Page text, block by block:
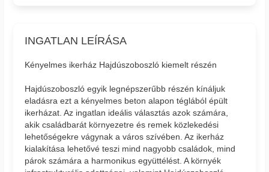
INGATLAN LEÍRÁSA
Kényelmes ikerház Hajdúszoboszló kiemelt részén
Hajdúszoboszló egyik legnépszerűbb részén kínáljuk
eladásra ezt a kényelmes beton alapon téglából épült
ikerházat. Az ingatlan ideális választás azok számára,
akik családbarát környezetre és remek közlekedési
lehetőségekre vágynak a város szívében. Az ikerház
kialakítása lehetővé teszi mind nagyobb családok, mind
párok számára a harmonikus együttélést. A környék